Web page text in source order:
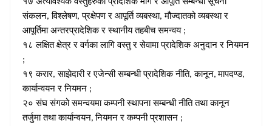
१७ अत्यावश्यक वस्तुहरुको प्रादेशिक माग र आपूर्ति सम्बन्धी सूचना
संकलन, विश्लेषण, प्रक्षेपण र आपूर्ति व्यबस्था, मौज्दातको व्यबस्था र
आपूर्तिमा अन्तरप्रादेशिक र स्थानीय तहबीच समन्वय ;
१८ लक्षित क्षेत्र र वर्गका लागि वस्तु र सेवामा प्रादेशिक अनुदान र नियमन
;
१९ करार, साझेदारी र एजेन्सी सम्बन्धी प्रादेशिक नीति, कानून, मापदण्ड,
कार्यान्वयन र नियमन ;
२० संघ संगको समन्वयमा कम्पनी स्थापना सम्बन्धी नीति तथा कानून
तर्जुमा तथा कार्यान्वयन, नियमन र कम्पनी प्रशासन ;